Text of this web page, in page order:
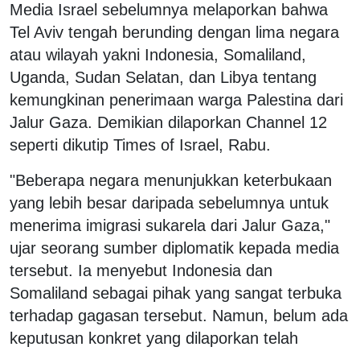
Media Israel sebelumnya melaporkan bahwa
Tel Aviv tengah berunding dengan lima negara
atau wilayah yakni Indonesia, Somaliland,
Uganda, Sudan Selatan, dan Libya tentang
kemungkinan penerimaan warga Palestina dari
Jalur Gaza. Demikian dilaporkan Channel 12
seperti dikutip Times of Israel, Rabu.
"Beberapa negara menunjukkan keterbukaan
yang lebih besar daripada sebelumnya untuk
menerima imigrasi sukarela dari Jalur Gaza,"
ujar seorang sumber diplomatik kepada media
tersebut. Ia menyebut Indonesia dan
Somaliland sebagai pihak yang sangat terbuka
terhadap gagasan tersebut. Namun, belum ada
keputusan konkret yang dilaporkan telah